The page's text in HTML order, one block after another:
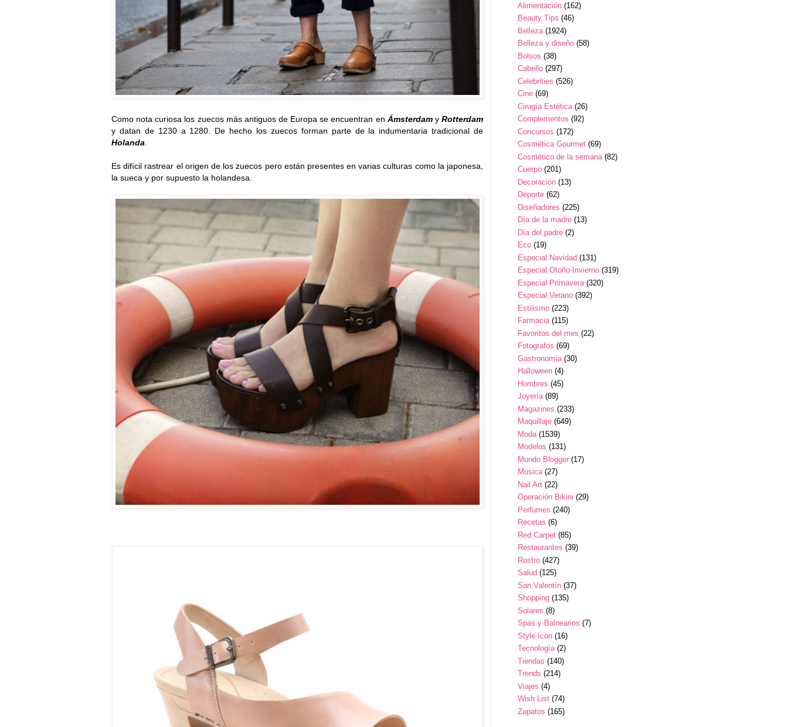
Como nota curiosa los zuecos más antiguos de Europa se encuentran en Ámsterdam yRotterdam
y datan de 1230 a 1280. De hecho los zuecos forman parte de la indumentaria tradicional de
Holanda
Es difícil rastrear el origen de los zuecos pero están presentes en varias culturas como la japonesa,
la sueca y por supuesto la holandesa.
Alimentación (162)
Beauty Tips (46)
Belleza (1924)
Belleza y diseño (58)
Bolsos (38)
Cabello (297)
Celebrities (526)
Cine (69)
Cirugía Estética (26)
Complementos (92)
Concursos (172)
Cosmética Gourmet (69)
Cosmético de la semana (82)
Cuerpo (201)
Decoración (13)
Deporte (62)
Diseñadores (225)
Día de la madre (13)
Día del padre (2)
Eco (19)
Especial Navidad (131)
Especial Otoño-Invierno (319)
Especial Primavera (320)
Especial Verano (392)
Estilismo (223)
Farmacia (115)
Favoritos del mes (22)
Fotografos (69)
Gastronomía (30)
Halloween (4)
Hombres (45)
Joyería (89)
Magazines (233)
Maquillaje (649)
Moda (1539)
Modelos (131)
Mundo Blogger (17)
Música (27)
Nail Art (22)
Operación Bikini (29)
Perfumes (240)
Recetas (6)
Red Carpet (85)
Restaurantes (39)
Rostro (427)
Salud (125)
San Valentín (37)
Shopping (135)
Solares (8)
Spas y Balnearios (7)
Style Icon (16)
Tecnología (2)
Tiendas (140)
Trends (214)
Viajes (4)
Wish List (74)
Zapatos (165)